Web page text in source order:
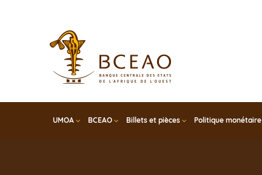
UMOA BCEAO Billets et pièces Politique monétaire